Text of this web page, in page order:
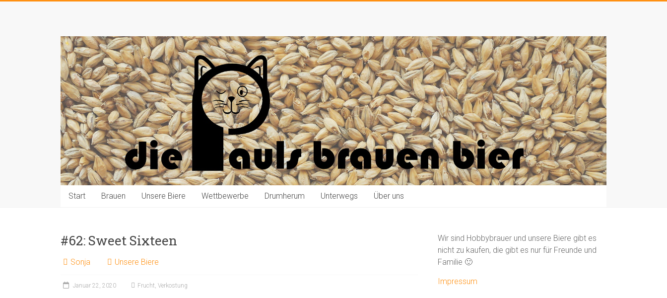
Die
Pauls
brauen
Bier
Start Brauen Unsere Biere Wettbewerbe Drumherum Unterwegs Über uns
#62: Sweet Sixteen
Sonja Unsere Biere
Januar 22, 2020 Frucht, Verkostung
Wir sind Hobbybrauer und unsere Biere gibt es
nicht zu kaufen, die gibt es nur für Freunde und
Familie 🙂
Impressum